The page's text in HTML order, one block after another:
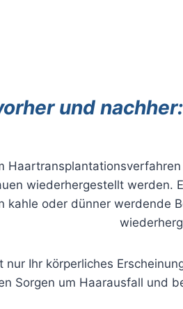
und
wiederhergestellt werden.
kahle oder dünner werdende
Ihr körperliches
Sorgen um Haarausfall und